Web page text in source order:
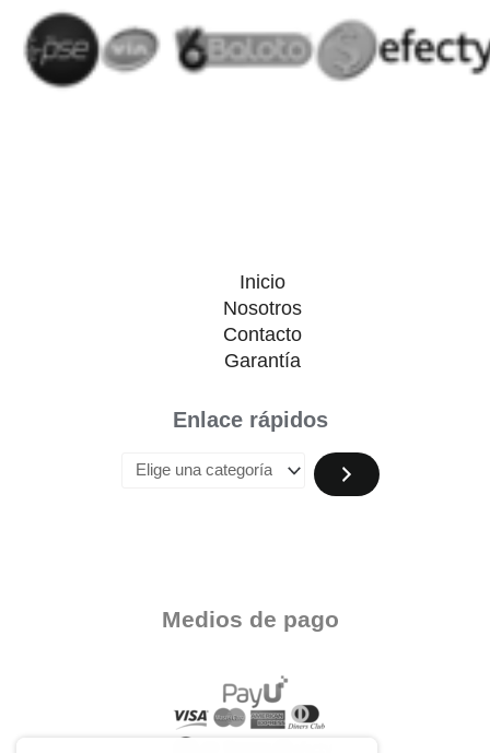
Inicio
Nosotros
Contacto
Garantía
Enlace rápidos
Medios de pago